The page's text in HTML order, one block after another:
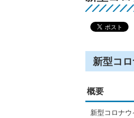
新型コ
概要
新型コロナ